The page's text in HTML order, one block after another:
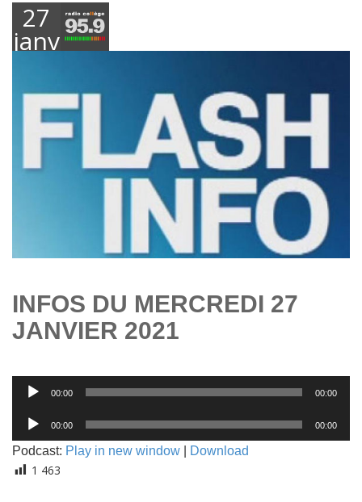
27
janvier
INFOS DU MERCREDI 27
JANVIER 2021
Lecteur
audio
00:00 00:00
Lecteur
audio
00:00 00:00
Podcast: Play in new window Download
1 463